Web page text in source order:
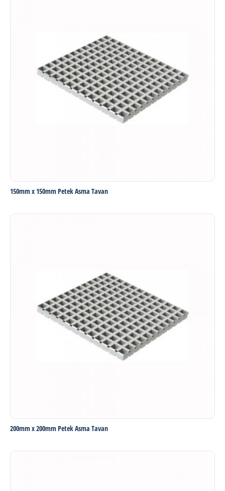
150mm x 150mm Petek Asma Tavan
200mm x 200mm Petek Asma Tavan